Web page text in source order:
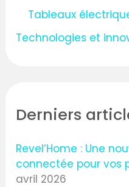
Tableaux
Technologies et
Derniers
Revel’Home : Une
connectée pour vos
avril 2026